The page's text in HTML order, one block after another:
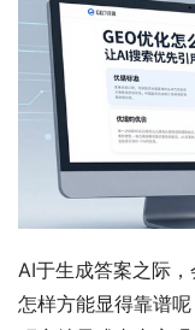
AI于生成答案之际
怎样方能显得靠谱